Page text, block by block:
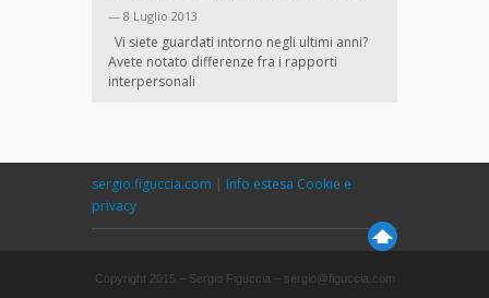
— 8 Luglio 2013
Vi siete guardati intorno negli ultimi anni?
Avete notato differenze fra i rapporti
interpersonali
sergio.figuccia.com | Info estesa Cookie e
privacy
Copyright 2015 – Sergio Figuccia – sergio@figuccia.com